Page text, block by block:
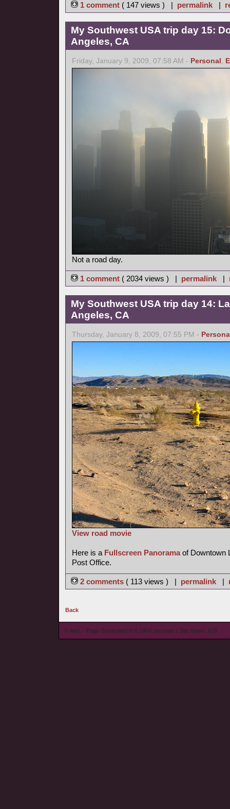
1 comment ( 147 views ) | permalink |
My Southwest USA trip day 15:
Angeles, CA
Friday, January 9, 2009, 07:58 AM - Personal ,
Not a road day.
1 comment ( 2034 views ) | permalink |
My Southwest USA trip day 14:
Angeles, CA
Thursday, January 8, 2009, 07:55 PM -
View road movie
Here is a Fullscreen Panoramaof Downtown
Post Office.
2 comments ( 113 views ) | permalink |
Back
© wieL - Page Generated in 0.1464 seconds | Site Views: 628